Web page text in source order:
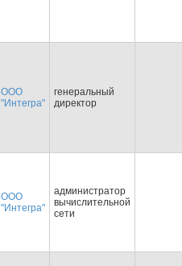
ООО
"Интегра"
генеральный
директор
ООО
"Интегра"
администратор
вычислительной
сети